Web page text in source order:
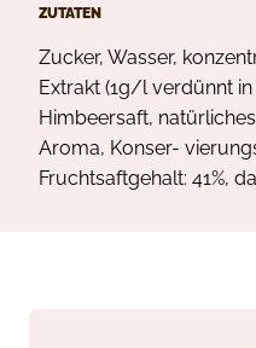
ZUTATEN
Zucker, Wasser,
Extrakt (1g/l verdünnt in
Himbeersaft,
Aroma, Konser-
Fruchtsaftgehalt: 41%,